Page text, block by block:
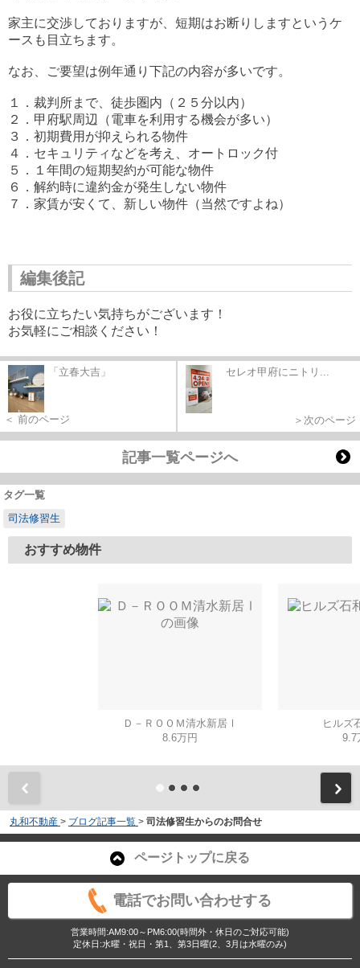
家主に交渉しておりますが、短期はお断りしますというケ
ースも目立ちます。
なお、ご要望は例年通り下記の内容が多いです。
１．裁判所まで、徒歩圏内（２５分以内）
２．甲府駅周辺（電車を利用する機会が多い）
３．初期費用が抑えられる物件
４．セキュリティなどを考え、オートロック付
５．１年間の短期契約が可能な物件
６．解約時に違約金が発生しない物件
７．家賃が安くて、新しい物件（当然ですよね）
編集後記
お役に立ちたい気持ちがございます！
お気軽にご相談ください！
「立春大吉」
＜ 前のページ
セレオ甲府にニトリ...
＞次のページ
記事一覧ページへ
タグ一覧
司法修習生
おすすめ物件
Ｄ－ＲＯＯＭ清水新居Ⅰ
8.6万円
ヒルズ
9.7
丸和不動産 > ブログ記事一覧 > 司法修習生からのお問合せ
ページトップに戻る
電話でお問い合わせする
営業時間:AM9:00～PM6:00(時間外・休日のご対応可能)
定休日:水曜・祝日・第1、第3日曜(2、3月は水曜のみ)